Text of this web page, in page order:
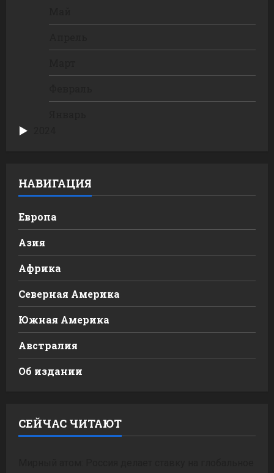
НАВИГАЦИЯ
Европа
Азия
Африка
Северная Америка
Южная Америка
Австралия
Об издании
СЕЙЧАС ЧИТАЮТ